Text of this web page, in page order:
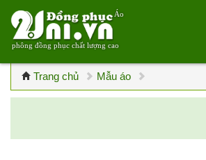
Áo
phông đồng phục chất lượng cao
Trang chủ Mẫu áo